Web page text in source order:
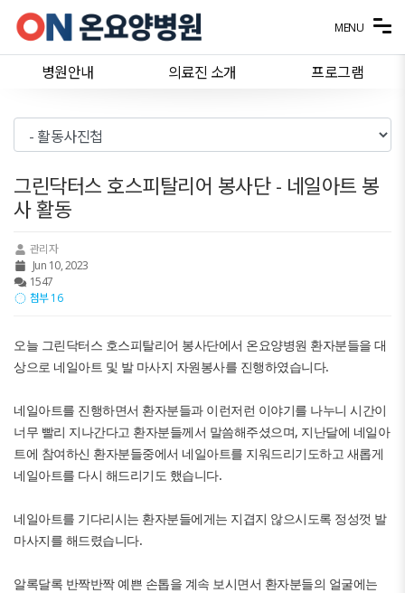
메뉴 건너뛰기
병원안내 의료진 소개 프로그램
MENU
그린닥터스 호스피탈리어 봉사단 - 네일아트 봉
사 활동
관리자
Jun 10, 2023
1547
첨부 16
오늘 그린닥터스 호스피탈리어 봉사단에서 온요양병원 환자분들을 대
상으로 네일아트 및 발 마사지 자원봉사를 진행하였습니다.
네일아트를 진행하면서 환자분들과 이런저런 이야기를 나누니 시간이
너무 빨리 지나간다고 환자분들께서 말씀해주셨으며, 지난달에 네일아
트에 참여하신 환자분들중에서 네일아트를 지워드리기도하고 새롭게
네일아트를 다시 해드리기도 했습니다.
네일아트를 기다리시는 환자분들에게는 지겹지 않으시도록 정성껏 발
마사지를 해드렸습니다.
알록달록 반짝반짝 예쁜 손톱을 계속 보시면서 환자분들의 얼굴에는